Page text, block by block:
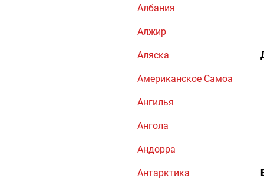
Албания
Алжир
Аляска
Американское Самоа
Ангилья
Ангола
Андорра
Антарктика